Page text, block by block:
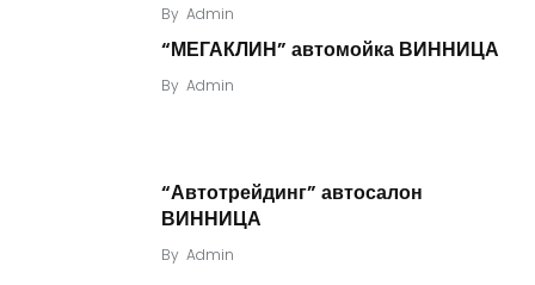
By Admin
“МЕГАКЛИН” автомойка ВИННИЦА
By Admin
“Автотрейдинг” автосалон
ВИННИЦА
By Admin